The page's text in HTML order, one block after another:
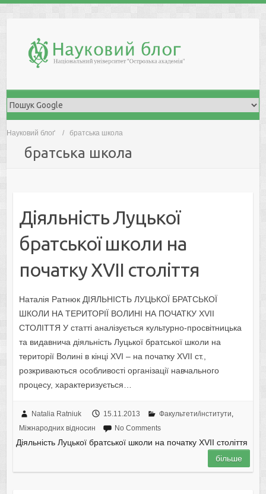
Науковий блоґ братська школа
братська школа
Діяльність Луцької
братської школи на
початку XVII століття
Наталія Ратнюк ДІЯЛЬНІСТЬ ЛУЦЬКОЇ БРАТСЬКОЇ
ШКОЛИ НА ТЕРИТОРІЇ ВОЛИНІ НА ПОЧАТКУ XVII
СТОЛІТТЯ У статті аналізується культурно-просвітницька
та видавнича діяльність Луцької братської школи на
території Волині в кінці XVI – на початку XVII ст.,
розкриваються особливості організації навчального
процесу, характеризується…
Natalia Ratniuk 15.11.2013 Факультети/інститути,
Міжнародних відносин
No Comments
Діяльність Луцької братської школи на початку XVII століття
більше